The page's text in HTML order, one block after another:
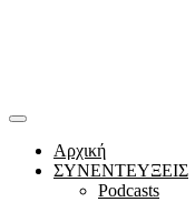
Αρχική
ΣΥΝΕΝΤΕΥΞΕΙΣ
Podcasts